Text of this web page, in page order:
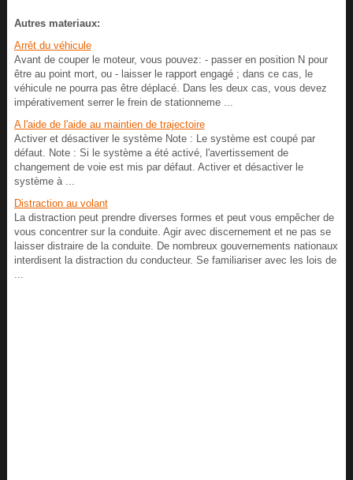
Autres materiaux:
Arrêt du véhicule
Avant de couper le moteur, vous pouvez: - passer en position N pour
être au point mort, ou - laisser le rapport engagé ; dans ce cas, le
véhicule ne pourra pas être déplacé. Dans les deux cas, vous devez
impérativement serrer le frein de stationneme ...
A l'aide de l'aide au maintien de trajectoire
Activer et désactiver le système Note : Le système est coupé par
défaut. Note : Si le système a été activé, l'avertissement de
changement de voie est mis par défaut. Activer et désactiver le
système à ...
Distraction au volant
La distraction peut prendre diverses formes et peut vous empêcher de
vous concentrer sur la conduite. Agir avec discernement et ne pas se
laisser distraire de la conduite. De nombreux gouvernements nationaux
interdisent la distraction du conducteur. Se familiariser avec les lois de